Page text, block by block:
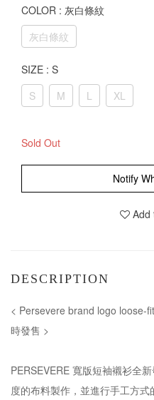
COLOR : 灰白條紋
灰白條紋
SIZE : S
S
M L XL
Sold Out
Notify
Add
DESCRIPTION
< Persevere brand logo loose-
時發售 >
PERSEVERE 寬版短袖襯衫全
度的布料製作，並進行手工方